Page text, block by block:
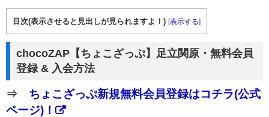
目次(表示させると見出しが見られますよ！) [表示する]
chocoZAP【ちょこざっぷ】足立関原・無料会員
登録 & 入会方法
⇒ ちょこざっぷ新規無料会員登録はコチラ(公式
ページ)！